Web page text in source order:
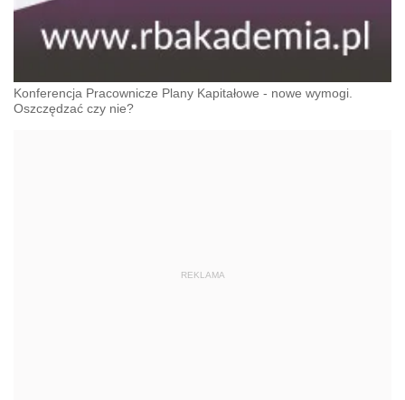
Konferencja Pracownicze Plany Kapitałowe - nowe wymogi.
Oszczędzać czy nie?